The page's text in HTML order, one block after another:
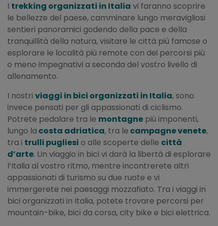
I trekking organizzati in Italia vi faranno scoprire
le bellezze del paese, camminare lungo meravigliosi
sentieri panoramici godendo della pace e della
tranquillità della natura, visitare le città più famose o
esplorare le località più remote con dei percorsi più
o meno impegnativi a seconda del vostro livello di
allenamento.
I nostri viaggi in bici organizzati in Italia, sono
invece pensati per gli appassionati di ciclismo.
Potrete pedalare tra le montagne più imponenti,
lungo la costa adriatica, tra le campagne venete,
tra i trulli pugliesi o alle scoperte delle città
d’arte. Un viaggio in bici vi darà la libertà di esplorare
l’Italia al vostro ritmo, mentre incontrerete altri
appassionati di turismo su due ruote e vi
immergerete nei paesaggi mozzafiato. Tra i viaggi in
bici organizzati in Italia, potete trovare percorsi per
mountain-bike, bici da corsa, city bike e bici elettrica.